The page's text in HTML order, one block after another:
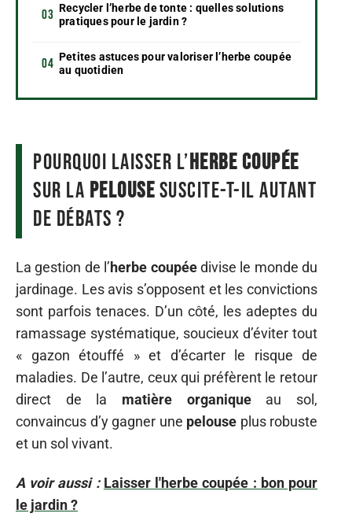
Recycler l’herbe de tonte : quelles solutions
pratiques pour le jardin ?
Petites astuces pour valoriser l’herbe coupée
au quotidien
Pourquoi laisser l’herbe coupée
sur la pelousesuscite-t-il autant
de débats ?
La gestion de l’herbe coupéedivise le monde du
jardinage. Les avis s’opposent et les convictions
sont parfois tenaces. D’un côté, les adeptes du
ramassage systématique, soucieux d’éviter tout
« gazon étouffé » et d’écarter le risque de
maladies. De l’autre, ceux qui préfèrent le retour
direct de la matière organiqueau sol,
convaincus d’y gagner une pelouse plus robuste
et un sol vivant.
A voir aussi : Laisser l'herbe coupée : bon pour
le jardin ?